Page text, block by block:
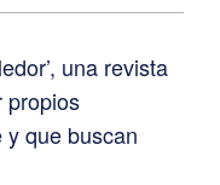
una revista
propios
que buscan